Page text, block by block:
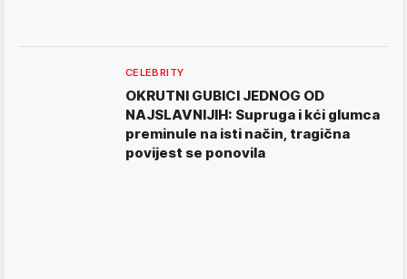
CELEBRITY
OKRUTNI GUBICI JEDNOG OD
NAJSLAVNIJIH: Supruga i kći glumca
preminule na isti način, tragična
povijest se ponovila